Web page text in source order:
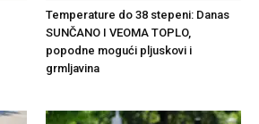
Temperature do 38 stepeni: Danas
SUNČANO I VEOMA TOPLO,
popodne mogući pljuskovi i
grmljavina